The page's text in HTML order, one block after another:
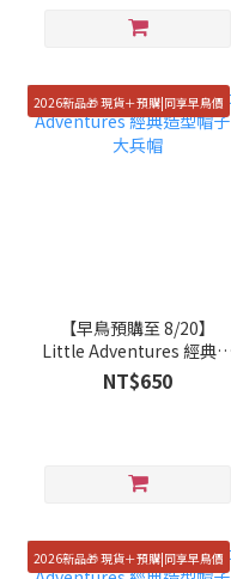
2026新品🎁 現貨＋預購|同享早鳥價
【早鳥預購至 8/20】
Little Adventures 經典造
型帽子 - 大兵帽
NT$650
2026新品🎁 現貨＋預購|同享早鳥價